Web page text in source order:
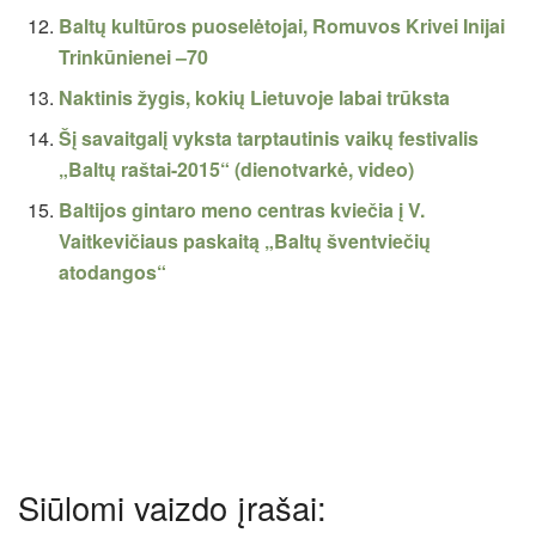
Baltų kultūros puoselėtojai, Romuvos Krivei Inijai
Trinkūnienei –70
Naktinis žygis, kokių Lietuvoje labai trūksta
Šį savaitgalį vyksta tarptautinis vaikų festivalis
„Baltų raštai-2015“ (dienotvarkė, video)
Baltijos gintaro meno centras kviečia į V.
Vaitkevičiaus paskaitą „Baltų šventviečių
atodangos“
Siūlomi vaizdo įrašai: